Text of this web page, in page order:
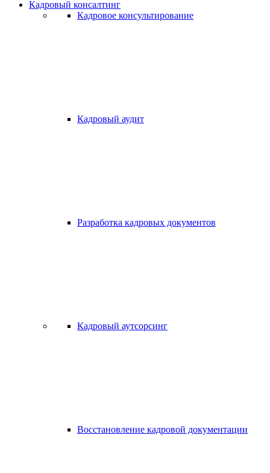
Кадровый консалтинг
Кадровое консультирование
Кадровый аудит
Разработка кадровых документов
Кадровый аутсорсинг
Восстановление кадровой документации